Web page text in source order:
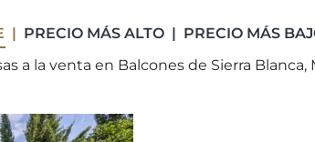
PRECIO MÁS ALTO
PRECIO MÁS
a la venta en Balcones de Sierra Blanca,